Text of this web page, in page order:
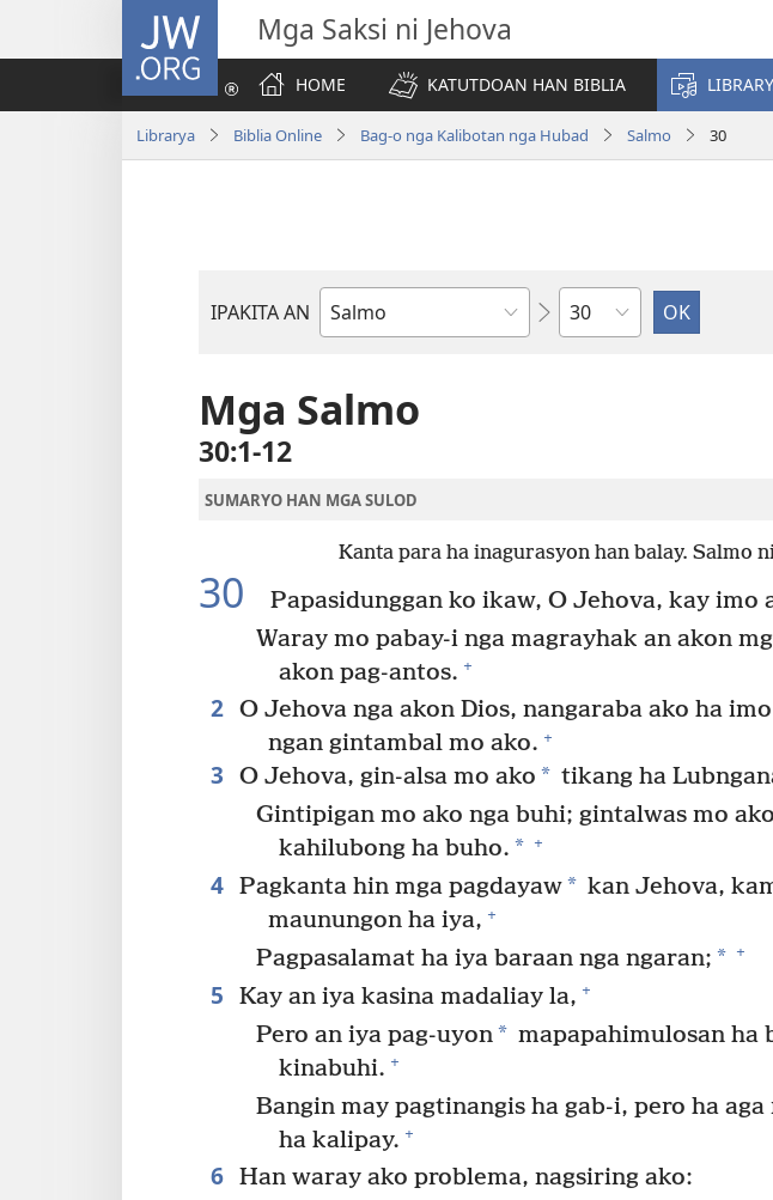
JW.ORG Mga Saksi ni Jehova
HOME
KATUTDOAN HAN BIBLIA
Librarya Biblia Online Bag-o nga Kalibotan nga Hubad Salmo 30
IPAKITA AN
Libro
Biblia
Kapitulo
Mga Salmo
30:1-12
SUMARYO HAN MGA SULOD
Kanta para ha inagurasyon han balay. Salmo
30 Papasidunggan ko ikaw, O Jehova, kay imo
Waray mo pabay-i nga magrayhak an akon
akon pag-antos. +
2 O Jehova nga akon Dios, nangaraba ako ha
ngan gintambal mo ako. +
3 O Jehova, gin-alsa mo ako * tikang ha
Gintipigan mo ako nga buhi; gintalwas mo
kahilubong ha buho. * +
4 Pagkanta hin mga pagdayaw* kan Jehova,
maunungon ha iya, +
Pagpasalamat ha iya baraan nga ngaran; * +
5 Kay an iya kasina madaliay la, +
Pero an iya pag-uyon* mapapahimulosan ha
kinabuhi. +
Bangin may pagtinangis ha gab-i, pero ha
ha kalipay. +
6 Han waray ako problema, nagsiring ako: